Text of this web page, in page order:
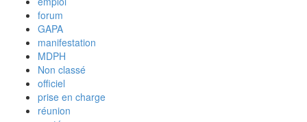
forum
GAPA
manifestation
MDPH
Non classé
officiel
prise en charge
réunion